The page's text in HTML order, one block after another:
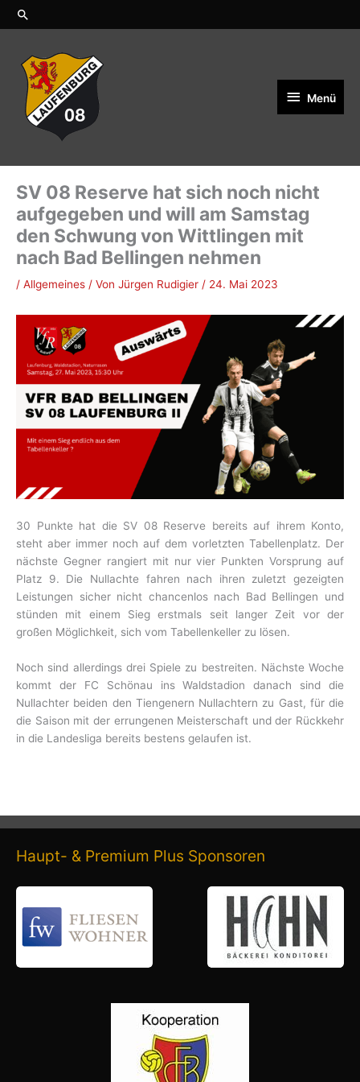
ZumSuchen
Menü
Menü
SV 08 Reserve hat sich noch nicht
aufgegeben und will am Samstag
den Schwung von Wittlingen mit
nach Bad Bellingen nehmen
/ Allgemeines / Von Jürgen Rudigier / 24. Mai 2023
30 Punkte hat die SV 08 Reserve bereits auf ihrem Konto,
steht aber immer noch auf dem vorletzten Tabellenplatz. Der
nächste Gegner rangiert mit nur vier Punkten Vorsprung auf
Platz 9. Die Nullachte fahren nach ihren zuletzt gezeigten
Leistungen sicher nicht chancenlos nach Bad Bellingen und
stünden mit einem Sieg erstmals seit langer Zeit vor der
großen Möglichkeit, sich vom Tabellenkeller zu lösen.
Noch sind allerdings drei Spiele zu bestreiten. Nächste Woche
kommt der FC Schönau ins Waldstadion danach sind die
Nullachter beiden den Tiengenern Nullachtern zu Gast, für die
die Saison mit der errungenen Meisterschaft und der Rückkehr
in die Landesliga bereits bestens gelaufen ist.
Haupt- & Premium Plus Sponsoren